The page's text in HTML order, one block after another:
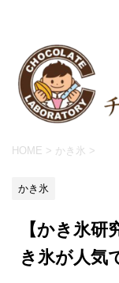
HOME > かき氷 >
かき氷
【かき氷
き氷が人気